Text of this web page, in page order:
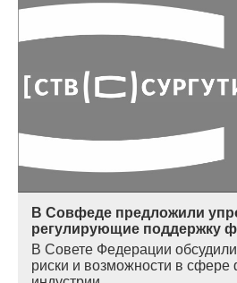
В Совфеде предложили
регулирующие поддержку
В Совете Федерации
риски и возможности в сфере